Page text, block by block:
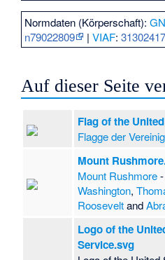
Normdaten (Körperschaft):
n79022809
|VIAF:
Auf dieser Seite
Flag of the
Flagge der
Mount
Mount Rushmore
Washington,
Rooseveltand
Logo of the
Service.svg